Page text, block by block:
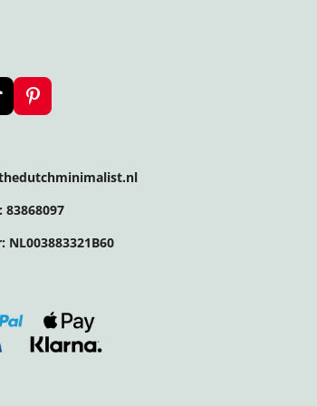
P
i
e
r
e
t
83868097
NL003883321B60